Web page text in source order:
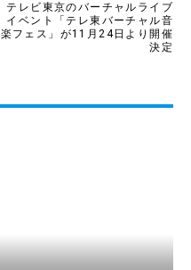
テレビ東京のバーチャルライブ
イベント「テレ東バーチャル音
楽フェス」が11月24日より開催
決定